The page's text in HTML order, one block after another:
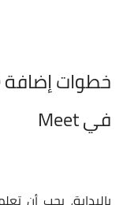
في Meet
بالبداية، يجب أن